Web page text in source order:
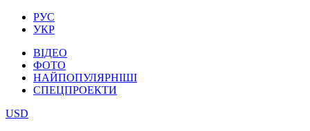
РУС
УКР
ВІДЕО
ФОТО
НАЙПОПУЛЯРНІШІ
СПЕЦПРОЕКТИ
USD